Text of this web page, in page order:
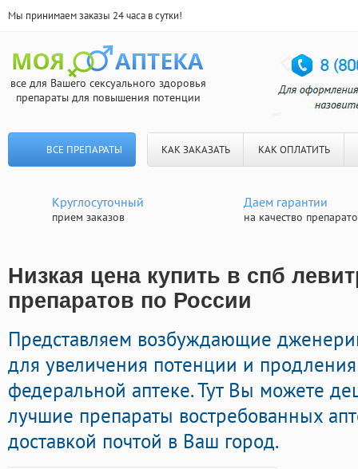
Мы принимаем заказы 24 часа в сутки!
все для Вашего сексуального здоровья
препараты для повышения потенции
ВСЕ ПРЕПАРАТЫ КАК ЗАКАЗАТЬ КАК ОПЛАТИТЬ
Круглосуточный
прием заказов
Даем гарантии
на качество
Низкая цена купить в спб
препаратов по России
Представляем возбуждающие
для увеличения потенции и продления
федеральной аптеке. Тут Вы можете
лучшие препараты востребованных
доставкой почтой в Ваш город.